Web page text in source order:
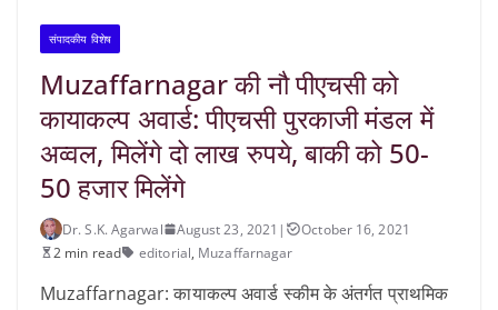
संपादकीय विशेष
Muzaffarnagar की नौ पीएचसी को
कायाकल्प अवार्ड: पीएचसी पुरकाजी मंडल में
अव्वल, मिलेंगे दो लाख रुपये, बाकी को 50-
50 हजार मिलेंगे
Dr. S.K. Agarwal August 23, 2021 |
October 16, 2021
2 min read
editorial, Muzaffarnagar
Muzaffarnagar: कायाकल्प अवार्ड स्कीम के अंतर्गत प्राथमिक